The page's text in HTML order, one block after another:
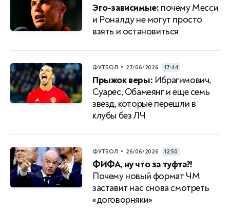
Эго-зависимые: почему Месси
и Роналду не могут просто
взять и остановиться
ФУТБОЛ • 27/06/2026 17:44
Прыжок веры: Ибрагимович,
Суарес, Обамеянг и еще семь
звезд, которые перешли в
клубы без ЛЧ
ФУТБОЛ • 26/06/2026 12:50
ФИФА, ну что за туфта?!
Почему новый формат ЧМ
заставит нас снова смотреть
«договорняки»